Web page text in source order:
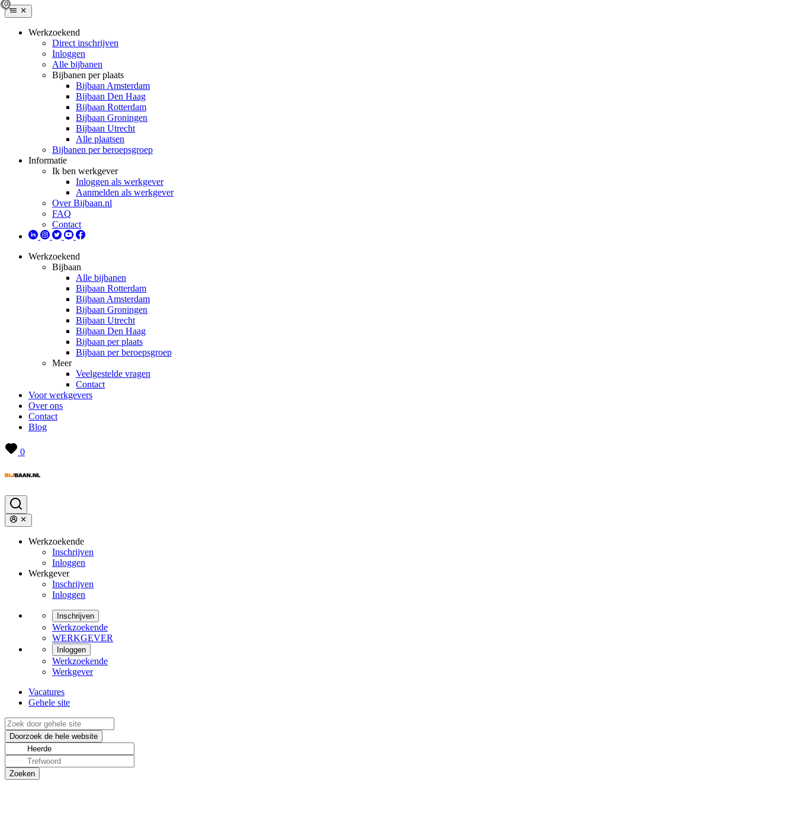
Werkzoekend
Direct inschrijven
Inloggen
Alle bijbanen
Bijbanen per plaats
Bijbaan Amsterdam
Bijbaan Den Haag
Bijbaan Rotterdam
Bijbaan Groningen
Bijbaan Utrecht
Alle plaatsen
Bijbanen per beroepsgroep
Informatie
Ik ben werkgever
Inloggen als werkgever
Aanmelden als werkgever
Over Bijbaan.nl
FAQ
Contact
Werkzoekend
Bijbaan
Alle bijbanen
Bijbaan Rotterdam
Bijbaan Amsterdam
Bijbaan Groningen
Bijbaan Utrecht
Bijbaan Den Haag
Bijbaan per plaats
Bijbaan per beroepsgroep
Meer
Veelgestelde vragen
Contact
Voor werkgevers
Over ons
Contact
Blog
0
Werkzoekende
Inschrijven
Inloggen
Werkgever
Inschrijven
Inloggen
Inschrijven
Werkzoekende
WERKGEVER
Inloggen
Werkzoekende
Werkgever
Vacatures
Gehele site